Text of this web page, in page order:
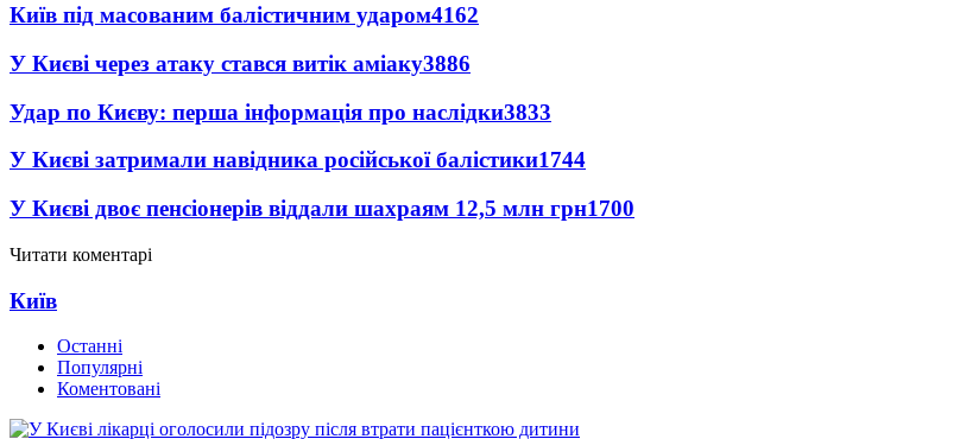
Київ під масованим балістичним ударом4162
У Києві через атаку стався витік аміаку3886
Удар по Києву: перша інформація про наслідки3833
У Києві затримали навідника російської балістики1744
У Києві двоє пенсіонерів віддали шахраям 12,5 млн грн1700
Читати коментарі
Київ
Останні
Популярні
Коментовані